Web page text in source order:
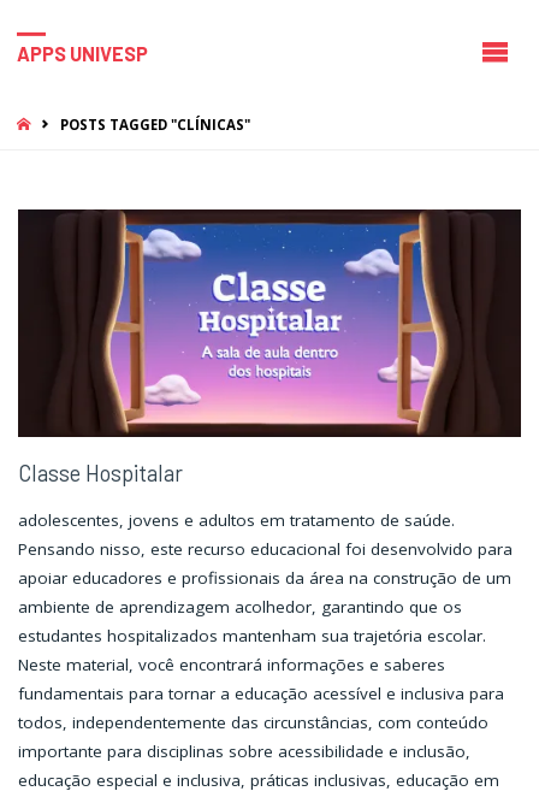
APPS UNIVESP
HOMEPOSTS TAGGED "CLÍNICAS"
Classe Hospitalar
adolescentes, jovens e adultos em tratamento de saúde.
Pensando nisso, este recurso educacional foi desenvolvido para
apoiar educadores e profissionais da área na construção de um
ambiente de aprendizagem acolhedor, garantindo que os
estudantes hospitalizados mantenham sua trajetória escolar.
Neste material, você encontrará informações e saberes
fundamentais para tornar a educação acessível e inclusiva para
todos, independentemente das circunstâncias, com conteúdo
importante para disciplinas sobre acessibilidade e inclusão,
educação especial e inclusiva, práticas inclusivas, educação em